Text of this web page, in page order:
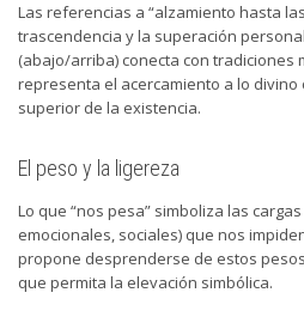
Las referencias a “alzamiento hasta
trascendencia y la superación
(abajo/arriba) conecta con tradiciones
representa el acercamiento a lo divino
superior de la existencia.
El peso y la ligereza
Lo que “nos pesa” simboliza las
emocionales, sociales) que nos
propone desprenderse de estos
que permita la elevación simbólica.